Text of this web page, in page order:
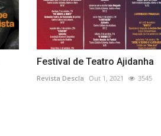
Festival de Teatro Ajidanha
Revista Descla Out 1, 2021 3545